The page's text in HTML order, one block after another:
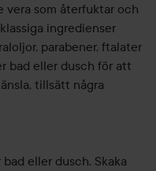
som återfuktar och
ingredienser
parabener, ftalater
bad eller dusch för att
tillsätt några
eller dusch. Skaka